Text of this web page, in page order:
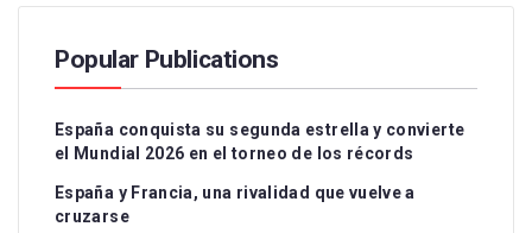
Popular Publications
España conquista su segunda estrella y convierte
el Mundial 2026 en el torneo de los récords
España y Francia, una rivalidad que vuelve a
cruzarse